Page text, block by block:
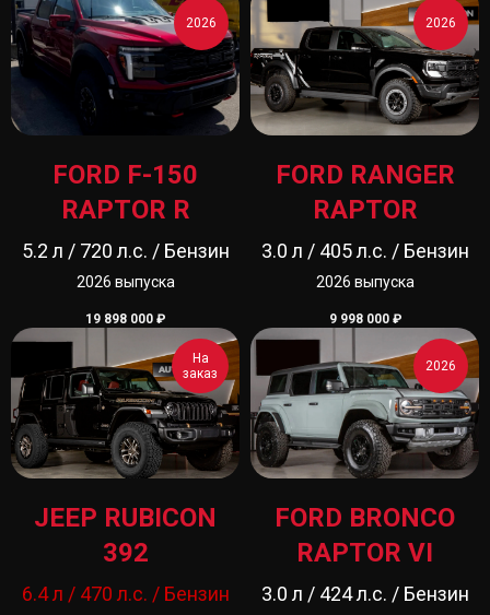
2026
FORD F-150
RAPTOR R
5.2 л / 720 л.с. / Бензин
2026 выпуска
19 898 000 ₽
2026
FORD RANGER
RAPTOR
3.0 л / 405 л.с. / Бензин
2026 выпуска
9 998 000 ₽
На
заказ
JEEP RUBICON
392
6.4 л / 470 л.с. / Бензин
2026
FORD BRONCO
RAPTOR VI
3.0 л / 424 л.с. / Бензин